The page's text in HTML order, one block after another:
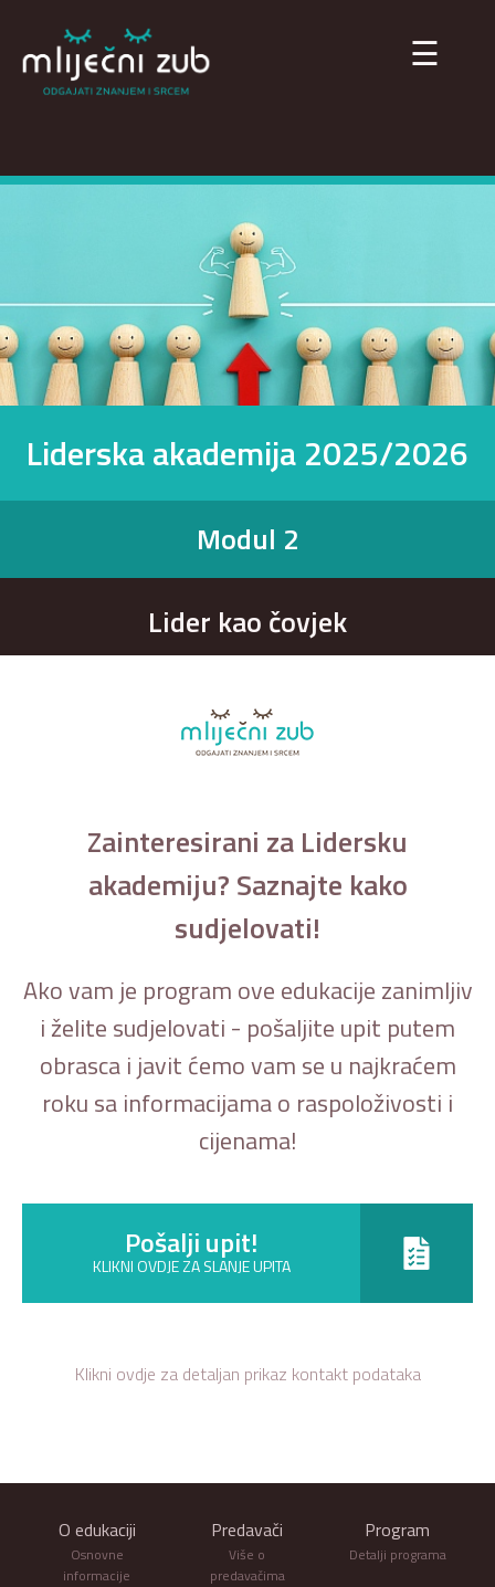
×
☰
Liderska akademija 2025/2026
Modul 2
Lider kao čovjek
Zainteresirani za Lidersku
akademiju? Saznajte kako
sudjelovati!
Ako vam je program ove edukacije zanimljiv
i želite sudjelovati - pošaljite upit putem
obrasca i javit ćemo vam se u najkraćem
roku sa informacijama o raspoloživosti i
cijenama!
Pošalji upit!
KLIKNI OVDJE ZA SLANJE UPITA
Klikni ovdje za detaljan prikaz kontakt podataka
O edukaciji
Osnovne
informacije
Predavači
Više o
predavačima
Program
Detalji programa